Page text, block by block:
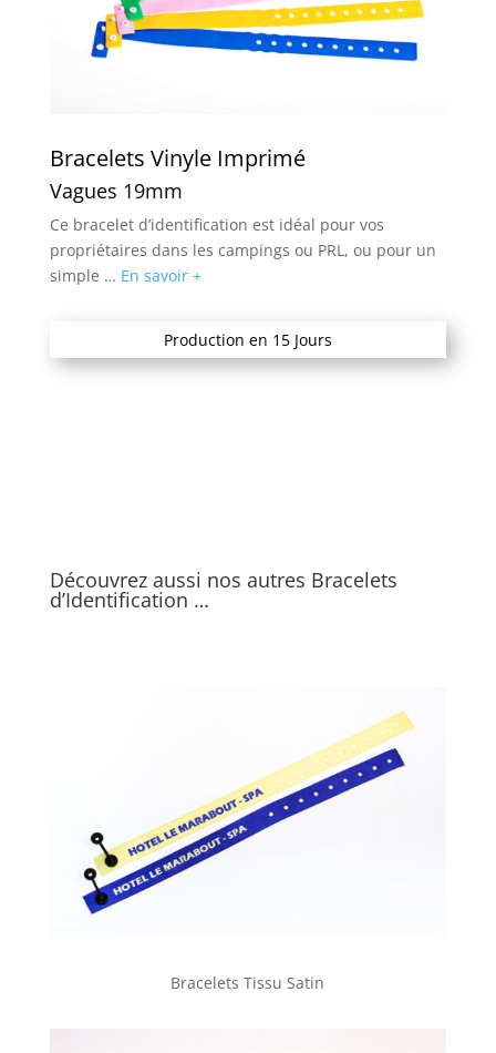
Bracelets Vinyle Imprimé
Vagues 19mm
Ce bracelet d’identification est idéal pour vos
propriétaires dans les campings ou PRL, ou pour un
simple … En savoir +
Production en 15 Jours
Découvrez aussi nos autres Bracelets
d’Identification …
Bracelets Tissu Satin